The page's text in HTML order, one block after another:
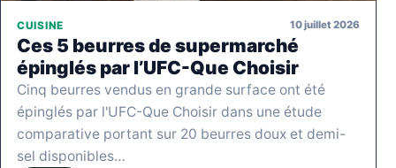
CUISINE 10 juillet 2026
Ces 5 beurres de supermarché
épinglés par l’UFC-Que Choisir
Cinq beurres vendus en grande surface ont été
épinglés par l'UFC-Que Choisir dans une étude
comparative portant sur 20 beurres doux et demi-
sel disponibles…